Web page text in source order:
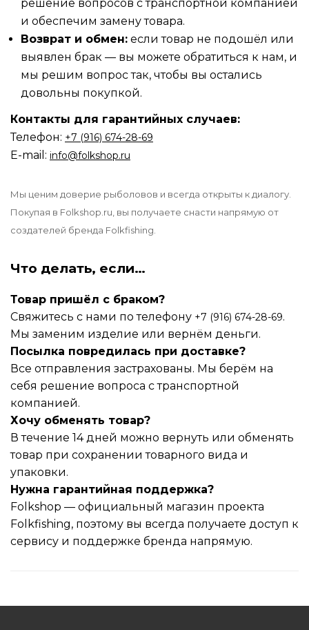
решение вопросов с транспортной компанией
и обеспечим замену товара.
Возврат и обмен: если товар не подошёл или
выявлен брак — вы можете обратиться к нам, и
мы решим вопрос так, чтобы вы остались
довольны покупкой.
Контакты для гарантийных случаев:
Телефон: ‪‪+7 (916) 674-28-69
E-mail: info@folkshop.ru
Мы ценим доверие рыболовов и всегда открыты к диалогу.
Покупая в Folkshop.ru, вы получаете снасти напрямую от
создателей бренда Folkfishing.
Что делать, если…
Товар пришёл с браком?
Свяжитесь с нами по телефону +7 (916) 674-28-69.
Мы заменим изделие или вернём деньги.
Посылка повредилась при доставке?
Все отправления застрахованы. Мы берём на
себя решение вопроса с транспортной
компанией.
Хочу обменять товар?
В течение 14 дней можно вернуть или обменять
товар при сохранении товарного вида и
упаковки.
Нужна гарантийная поддержка?
Folkshop — официальный магазин проекта
Folkfishing, поэтому вы всегда получаете доступ к
сервису и поддержке бренда напрямую.